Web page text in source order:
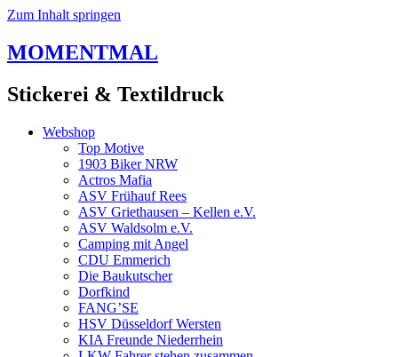
Zum Inhalt springen
MOMENTMAL
Stickerei & Textildruck
Webshop
Top Motive
1903 Biker NRW
Actros Mafia
ASV Frühauf Rees
ASV Griethausen – Kellen e.V.
ASV Waldsolm e.V.
Camping mit Angel
CDU Emmerich
Die Baukutscher
Dorfkind
FANG’SE
HSV Düsseldorf Wersten
KIA Freunde Niederrhein